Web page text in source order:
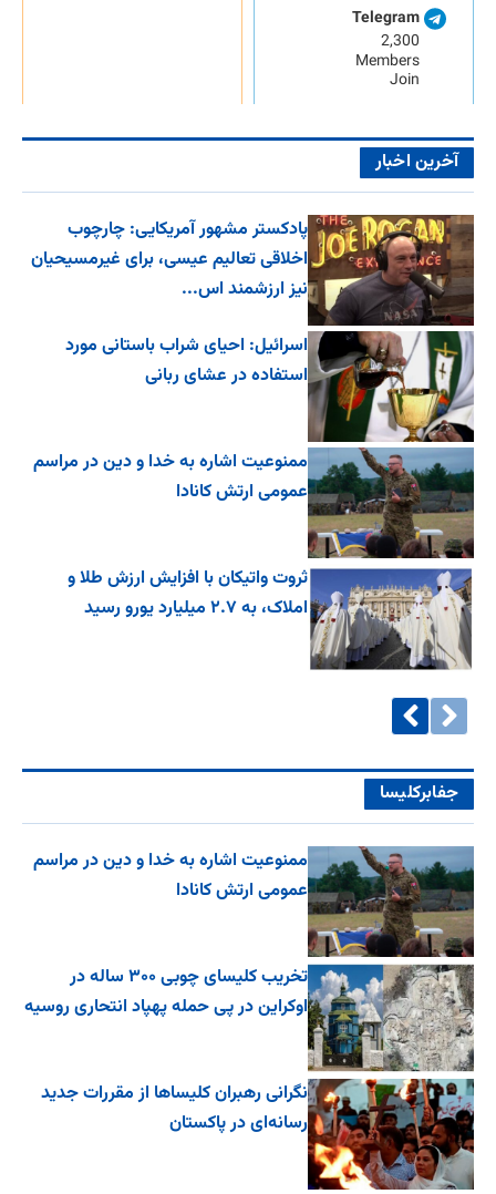
Telegram
2,300
Members
Join
آخرین اخبار
پادکستر مشهور آمریکایی: چارچوب
اخلاقی تعالیم عیسی، برای غیرمسیحیان
نیز ارزشمند اس...
اسرائیل: احیای شراب باستانی مورد
استفاده در عشای ربانی
ممنوعیت اشاره به خدا و دین در مراسم
عمومی ارتش کانادا
ثروت واتیکان با افزایش ارزش طلا و
املاک، به ۲.۷ میلیارد یورو رسید
جفا‌بر‌کلیسا
ممنوعیت اشاره به خدا و دین در مراسم
عمومی ارتش کانادا
تخریب کلیسای چوبی ۳۰۰ ساله در
اوکراین در پی حمله پهپاد انتحاری روسیه
نگرانی رهبران کلیساها از مقررات جدید
رسانه‌ای در پاکستان